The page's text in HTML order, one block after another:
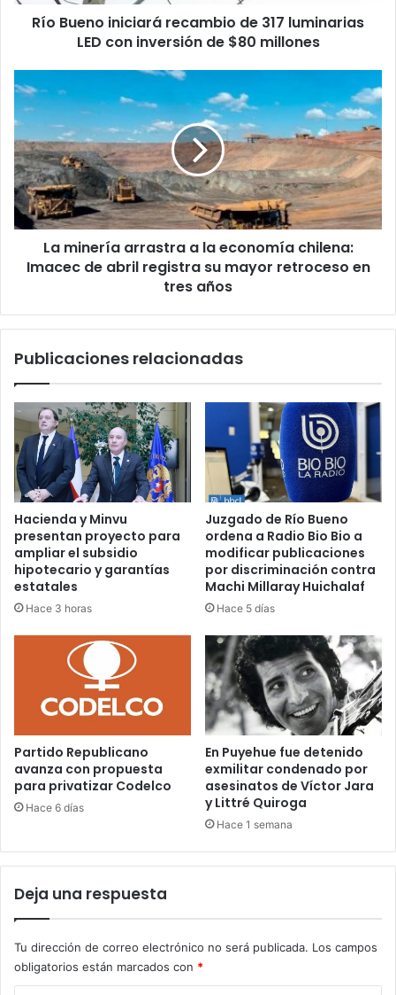
inversión
Río Bueno iniciará recambio de 317 luminarias
LED con inversión de $80 millones
minería
arrastra
a
la
economía
chilena:
Imacec
de
registra
retroceso
tres
La minería arrastra a la economía chilena:
Imacec de abril registra su mayor retroceso en
tres años
Publicaciones relacionadas
Hacienda y Minvu
presentan proyecto para
ampliar el subsidio
hipotecario y garantías
estatales
Hace 3 horas
Juzgado de Río Bueno
ordena a Radio Bio Bio a
modificar publicaciones
por discriminación contra
Machi Millaray Huichalaf
Hace 5 días
Partido Republicano
avanza con propuesta
para privatizar Codelco
Hace 6 días
En Puyehue fue detenido
exmilitar condenado por
asesinatos de Víctor Jara
y Littré Quiroga
Hace 1 semana
Deja una respuesta
Tu dirección de correo electrónico no será publicada. Los campos
obligatorios están marcados con *